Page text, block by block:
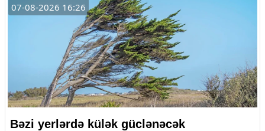
07-08-2026 16:26
Bəzi yerlərdə külək güclənəcək